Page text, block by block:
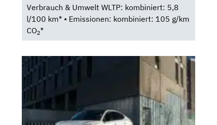
Verbrauch & Umwelt WLTP: kombiniert: 5,8
l/100 km* • Emissionen: kombiniert: 105 g/km
CO2*